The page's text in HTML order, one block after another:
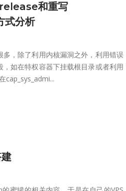
和重写
分析
，除了利用内核漏洞之外，利用错误
如在特权容器下挂载根目录或者利用
cap_sys_admi...